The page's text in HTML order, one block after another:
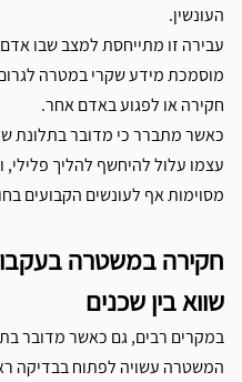
העונשין.
עבירה זו מתייחסת למצב שבו
מוסמכת מידע שקרי במטרה
חקירה או לפגוע באדם אחר.
כאשר מתברר כי מדובר בתלונת
עצמו עלול להיחשף להליך פלילי,
מסוימות אף לעונשים הקבועים
חקירה במשטרה
שווא בין שכנים
במקרים רבים, גם כאשר מדובר
המשטרה עשויה לפתוח בבדיקה